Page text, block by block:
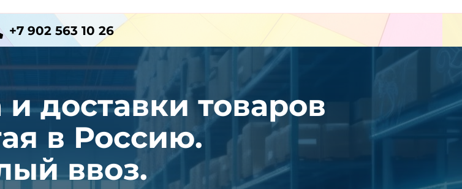
+7 902 563 10 26
и доставки товаров
в Россию.
ввоз.